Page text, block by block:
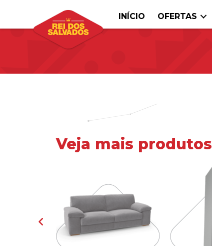
INÍCIO OFERTAS
Veja mais produtos